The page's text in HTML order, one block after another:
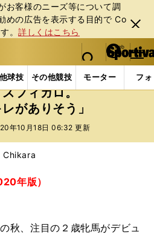
お客様のニーズ等について調
めの広告を表⽰する⽬的で Co
。詳しくはこちら
閉じ
る
web Sportiva (webスポルティーバ)
検索
マイペ
ー
ジ
メニュ
球技 その他競技 モーター フ
馬 ワグネリアンの妹ミスフィガ
フィガロ。
がありそう」
年10月18日 06:32 更新
年版）
秋、注目の２歳牝馬がデビュ